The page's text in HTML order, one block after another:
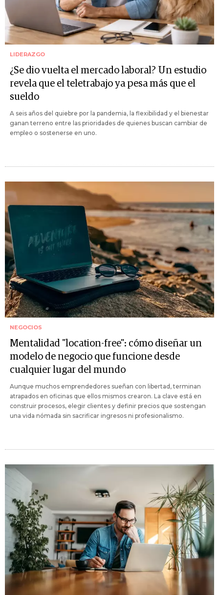
LIDERAZGO
¿Se dio vuelta el mercado laboral? Un estudio
revela que el teletrabajo ya pesa más que el
sueldo
A seis años del quiebre por la pandemia, la flexibilidad y el bienestar
ganan terreno entre las prioridades de quienes buscan cambiar de
empleo o sostenerse en uno.
NEGOCIOS
Mentalidad "location-free": cómo diseñar un
modelo de negocio que funcione desde
cualquier lugar del mundo
Aunque muchos emprendedores sueñan con libertad, terminan
atrapados en oficinas que ellos mismos crearon. La clave está en
construir procesos, elegir clientes y definir precios que sostengan
una vida nómada sin sacrificar ingresos ni profesionalismo.